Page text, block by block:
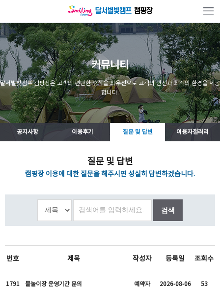
커뮤니티
달서별빛캠프 캠핑장은 고객의 편안한 휴식을 최우선으로 고객의 안전과 최적의 환경을 제공
합니다.
공지사항 이용후기 질문 및 답변 이용자갤러리
질문 및 답변
캠핑장 이용에 대한 질문을 해주시면 성실히 답변하겠습니다.
검색
번호 제목 작성자 등록일 조회수
1791 물놀이장 운영기간 문의 예약자 2026-08-06 53